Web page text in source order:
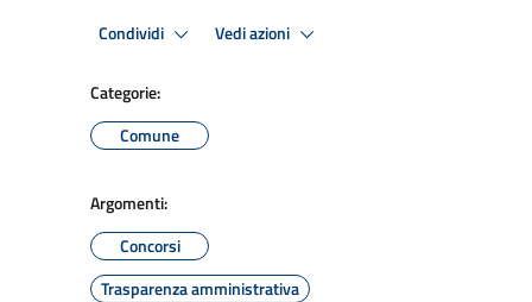
Condividi Vedi azioni
Categorie:
Comune
Argomenti:
Concorsi
Trasparenza amministrativa